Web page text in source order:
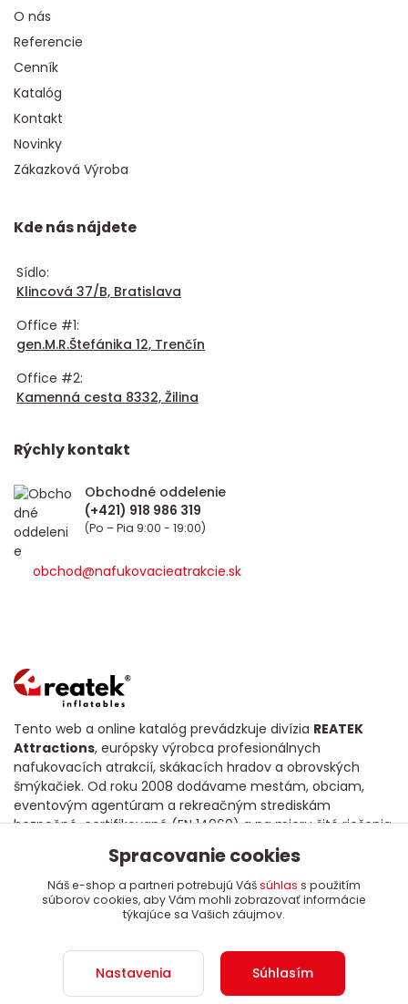
O nás
Referencie
Cenník
Katalóg
Kontakt
Novinky
Zákazková Výroba
Kde nás nájdete
Sídlo:
Klincová 37/B, Bratislava
Office #1:
gen.M.R.Štefánika 12, Trenčín
Office #2:
Kamenná cesta 8332, Žilina
Tento web a online katalóg prevádzkuje divízia REATEK
Attractions, európsky výrobca profesionálnych
nafukovacích atrakcií, skákacích hradov a obrovských
šmýkačiek. Od roku 2008 dodávame mestám, obciam,
eventovým agentúram a rekreačným strediskám
bezpečné, certifikované (EN 14960) a na mieru šité riešenia
s dôrazom na dlhú životnosť a poctivú kvalitu.
Rýchly kontakt
Obchodné oddelenie
(Po – Pia 9:00 - 19:00)
obchod@nafukovacieatrakcie.sk
Copyright 2008 - 2024 REATEK Attractions, s.r.o.
Spracovanie cookies
Náš e-shop a partneri potrebujú Vášsúhlas s použitím
súborov cookies, aby Vám mohli zobrazovať informácie
týkajúce sa Vašich záujmov.
Nastavenia Súhlasím